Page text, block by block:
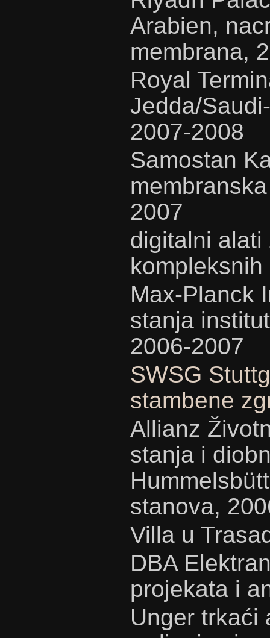
Arabien,
membrana,
Royal
Jedda/
2007-2008
Samostan
2007
digitalni alati
Max-Planck
stanja
2006-2007
SWSG
stambene
Allianz
stanja i
stanova,
Villa u
DBA
projekata i
Unger trkaći